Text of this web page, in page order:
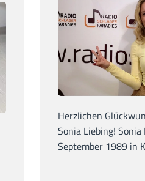
Herzlichen
Sonia Liebing!
September 1989 in